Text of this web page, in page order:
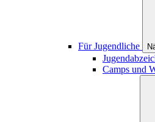
Für Jugendliche
Camps und